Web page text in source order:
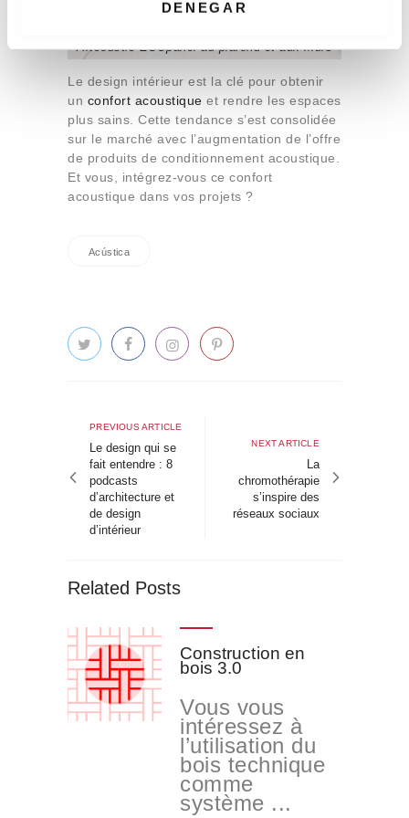
i
DENEGAR
Artcoustic ECOpanel au plafond et aux murs
Le design intérieur est la clé pour obtenir
un confort acoustique et rendre les espaces
plus sains. Cette tendance s’est consolidée
sur le marché avec l’augmentation de l’offre
de produits de conditionnement acoustique.
Et vous, intégrez-vous ce confort
acoustique dans vos projets ?
Acústica
de
l’article
Previous
article
PREVIOUS ARTICLE
Le design qui se
fait entendre : 8
podcasts
d’architecture et
de design
d’intérieur
Next
NEXT ARTICLE
La
chromothérapie
s’inspire des
réseaux sociaux
Related Posts
Construction en
bois 3.0
Vous vous
intéressez à
l’utilisation du
bois technique
comme
système ...